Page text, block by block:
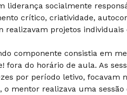
liderança socialmente
crítico, criatividade,
realizavam projetos
componente consistia em
fora do horário de aula. As
por período letivo, focavam
o mentor realizava uma